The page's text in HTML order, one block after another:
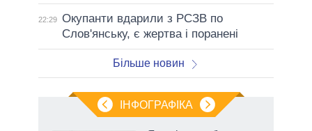
22:29 Окупанти вдарили з РСЗВ по
Слов'янську, є жертва і поранені
Більше новин
ІНФОГРАФІКА